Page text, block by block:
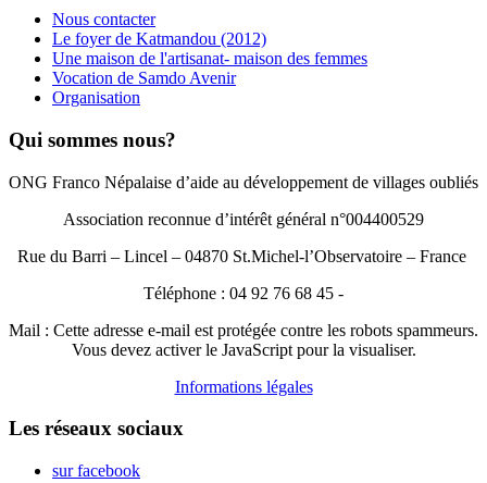
Nous contacter
Le foyer de Katmandou (2012)
Une maison de l'artisanat- maison des femmes
Vocation de Samdo Avenir
Organisation
Qui sommes nous?
ONG Franco Népalaise d’aide au développement de villages oubliés
Association reconnue d’intérêt général n°004400529
Rue du Barri – Lincel – 04870 St.Michel-l’Observatoire – France
Téléphone : 04 92 76 68 45 -
Mail : Cette adresse e-mail est protégée contre les robots spammeurs.
Vous devez activer le JavaScript pour la visualiser.
Informations légales
Les réseaux sociaux
sur facebook